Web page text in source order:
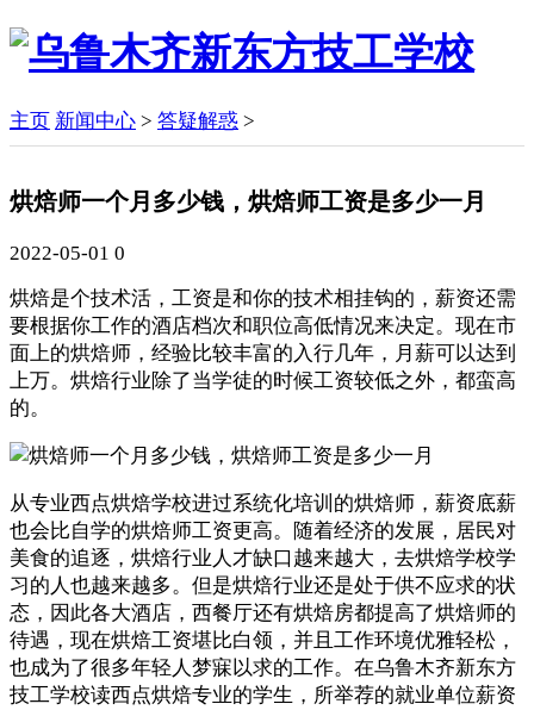
主页 新闻中心 > 答疑解惑 >
烘焙师一个月多少钱，烘焙师工资是多少一月
2022-05-01 0
烘焙是个技术活，工资是和你的技术相挂钩的，薪资还需
要根据你工作的酒店档次和职位高低情况来决定。现在市
面上的烘焙师，经验比较丰富的入行几年，月薪可以达到
上万。烘焙行业除了当学徒的时候工资较低之外，都蛮高
的。
从专业西点烘焙学校进过系统化培训的烘焙师，薪资底薪
也会比自学的烘焙师工资更高。随着经济的发展，居民对
美食的追逐，烘焙行业人才缺口越来越大，去烘焙学校学
习的人也越来越多。但是烘焙行业还是处于供不应求的状
态，因此各大酒店，西餐厅还有烘焙房都提高了烘焙师的
待遇，现在烘焙工资堪比白领，并且工作环境优雅轻松，
也成为了很多年轻人梦寐以求的工作。在乌鲁木齐新东方
技工学校读西点烘焙专业的学生，所举荐的就业单位薪资